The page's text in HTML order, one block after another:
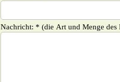
Nachricht: * (die Art und Menge des